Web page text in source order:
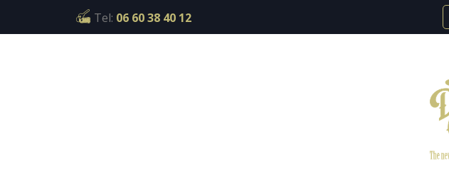
Tel: 06 60 38 40 12
Cookies management panel